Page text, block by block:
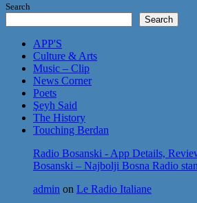
Search
Search
APP'S
Culture & Arts
Music – Clip
News Corner
Poets
Şeyh Said
The History
Touching Berdan
Radio Bosanski - App Details,
Bosanski – Najbolji Bosna Radio
admin on Le Radio Italiane